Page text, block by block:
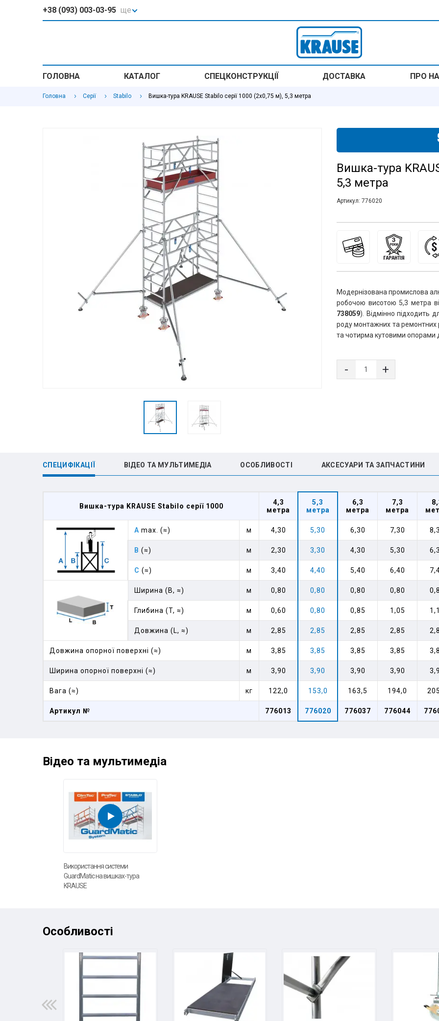
+38 (093) 003-03-95 ще
ГОЛОВНА КАТАЛОГ СПЕЦКОНСТРУКЦІЇ ДОСТАВКА ПРО
Головна Серії Stabilo Вишка-тура KRAUSE Stabilo серії 1000 (2х0,75 м), 5,3 метра
Вишка-тура
5,3 метра
Артикул: 776020
Модернізована промислова
робочою висотою 5,3 метра
738059). Відмінно підходить
роду монтажних та ремонтних
та чотирма кутовими опорами
СПЕЦИФІКАЦІЇ ВІДЕО ТА МУЛЬТИМЕДІА ОСОБЛИВОСТІ АКСЕСУАРИ ТА ЗАПЧАСТИНИ
Артикул № 776013 776020 776037 776044
Вишка-тура KRAUSE Stabilo серії 1000
4,3
метра
5,3
метра
6,3
метра
7,3
метра
A max. (≈) м 4,30 5,30 6,30 7,30
B (≈) м 2,30 3,30 4,30 5,30
C (≈) м 3,40 4,40 5,40 6,40
Ширина (B, ≈) м 0,80 0,80 0,80 0,80
Глибина (T, ≈) м 0,60 0,80 0,85 1,05
Довжина (L, ≈) м 2,85 2,85 2,85 2,85
Довжина опорної поверхні (≈) м 3,85 3,85 3,85 3,85
Ширина опорної поверхні (≈) м 3,90 3,90 3,90 3,90
Вага (≈) кг 122,0 153,0 163,5 194,0
Відео та мультимедіа
Використання системи
GuardMatic на вишках-тура
KRAUSE
Особливості